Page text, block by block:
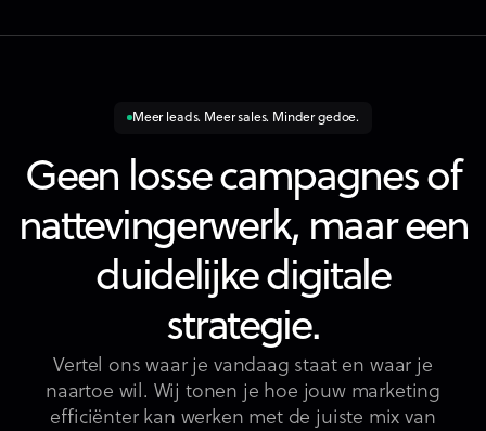
Meer leads. Meer sales. Minder gedoe.
Geen losse campagnes of
nattevingerwerk, maar een
duidelijke digitale
strategie.
Vertel ons waar je vandaag staat en waar je
naartoe wil. Wij tonen je hoe jouw marketing
efficiënter kan werken met de juiste mix van